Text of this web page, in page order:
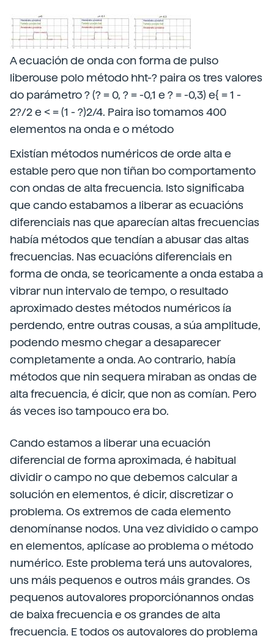
A ecuación de onda con forma de pulso
liberouse polo método hht-? paira os tres valores
do parámetro ? (? = 0, ? = -0,1 e ? = -0,3) e{ = 1 -
2?/2 e < = (1 - ?)2/4. Paira iso tomamos 400
elementos na onda e o método
Existían métodos numéricos de orde alta e
estable pero que non tiñan bo comportamento
con ondas de alta frecuencia. Isto significaba
que cando estabamos a liberar as ecuacións
diferenciais nas que aparecían altas frecuencias
había métodos que tendían a abusar das altas
frecuencias. Nas ecuacións diferenciais en
forma de onda, se teoricamente a onda estaba a
vibrar nun intervalo de tempo, o resultado
aproximado destes métodos numéricos ía
perdendo, entre outras cousas, a súa amplitude,
podendo mesmo chegar a desaparecer
completamente a onda. Ao contrario, había
métodos que nin sequera miraban as ondas de
alta frecuencia, é dicir, que non as comían. Pero
ás veces iso tampouco era bo.
Cando estamos a liberar una ecuación
diferencial de forma aproximada, é habitual
dividir o campo no que debemos calcular a
solución en elementos, é dicir, discretizar o
problema. Os extremos de cada elemento
denomínanse nodos. Una vez dividido o campo
en elementos, aplícase ao problema o método
numérico. Este problema terá uns autovalores,
uns máis pequenos e outros máis grandes. Os
pequenos autovalores proporciónannos ondas
de baixa frecuencia e os grandes de alta
frecuencia. E todos os autovalores do problema